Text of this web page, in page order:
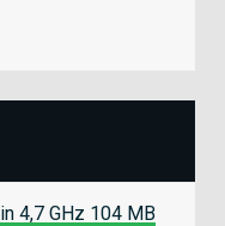
4,7 GHz 104 MB